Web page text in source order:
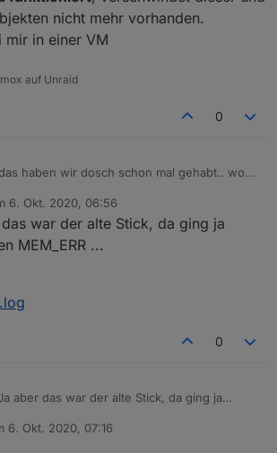
nicht mehr vorhanden.
in einer VM
auf Unraid
0
haben wir dosch schon mal gehabt.. wo
LOG bitte .. Debug und Herdsman
6. Okt. 2020, 06:56
von
war der alte Stick, da ging ja
MEM_ERR ...
0
aber das war der alte Stick, da ging ja
6. Okt. 2020, 07:16
von